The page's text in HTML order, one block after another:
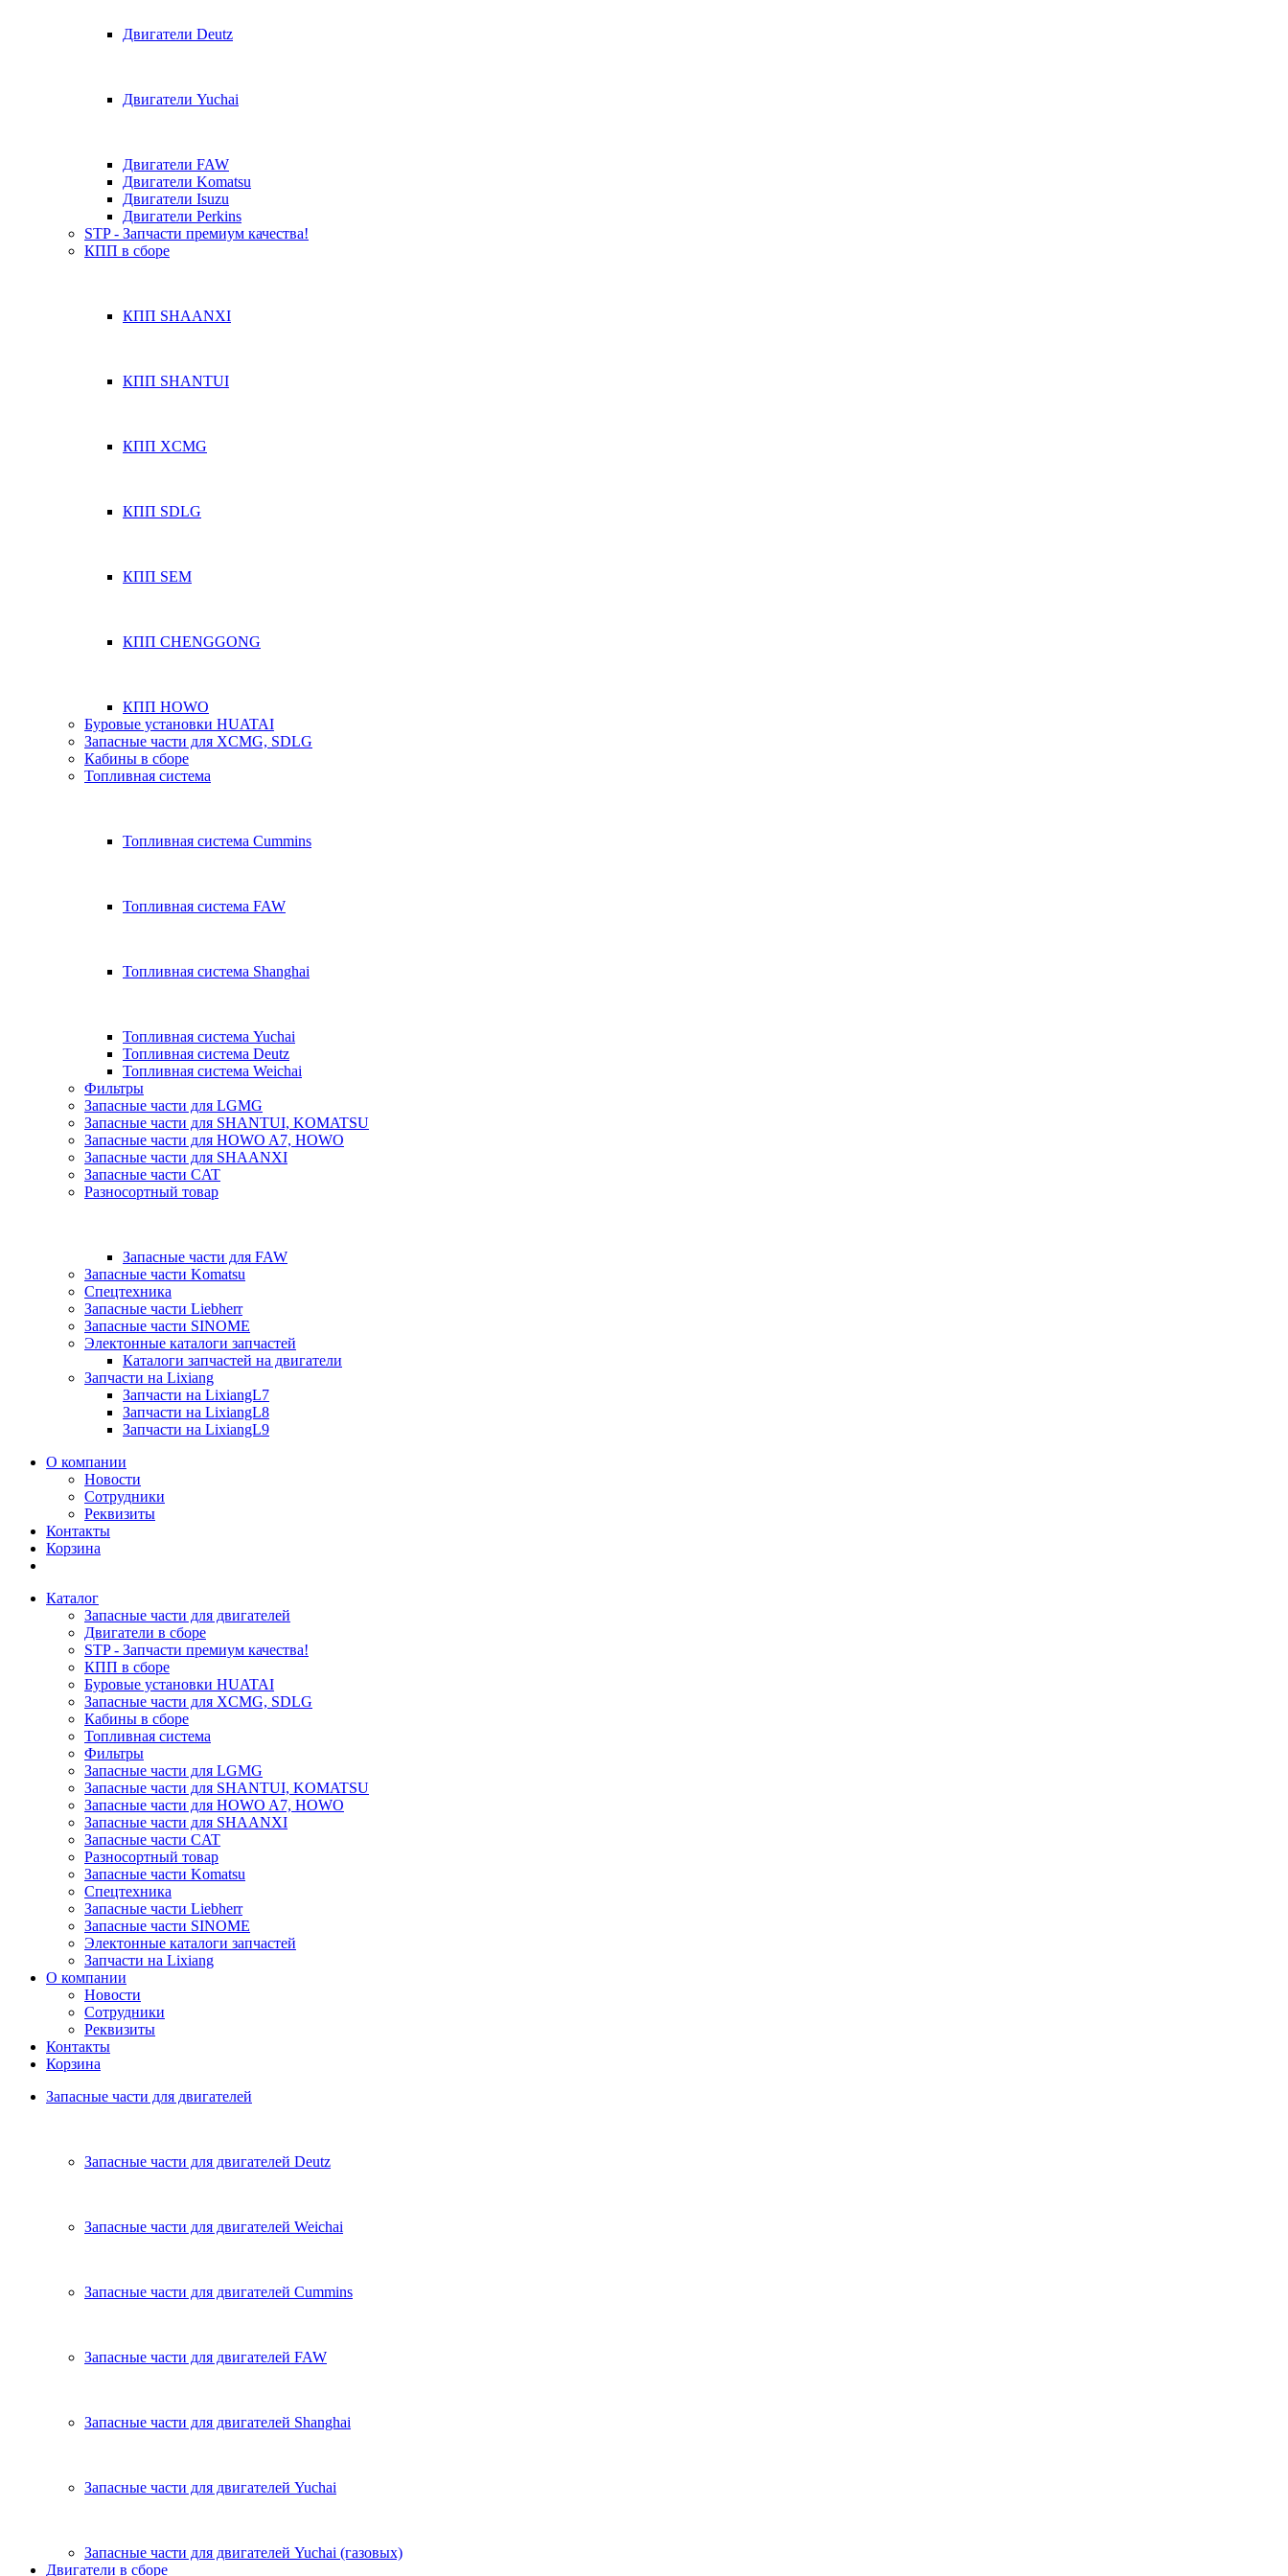
Двигатели Deutz
Двигатели Yuchai
Двигатели FAW
Двигатели Komatsu
Двигатели Isuzu
Двигатели Perkins
STP - Запчасти премиум качества!
КПП в сборе
КПП SHAANXI
КПП SHANTUI
КПП XCMG
КПП SDLG
КПП SEM
КПП CHENGGONG
КПП HOWO
Буровые установки HUATAI
Запасные части для XCMG, SDLG
Кабины в сборе
Топливная система
Топливная система Cummins
Топливная система FAW
Топливная система Shanghai
Топливная система Yuchai
Топливная система Deutz
Топливная система Weichai
Фильтры
Запасные части для LGMG
Запасные части для SHANTUI, KOMATSU
Запасные части для HOWO A7, HOWO
Запасные части для SHAANXI
Запасные части CAT
Разносортный товар
Запасные части для FAW
Запасные части Komatsu
Спецтехника
Запасные части Liebherr
Запасные части SINOME
Электонные каталоги запчастей
Каталоги запчастей на двигатели
Запчасти на Lixiang
Запчасти на LixiangL7
Запчасти на LixiangL8
Запчасти на LixiangL9
О компании
Новости
Сотрудники
Реквизиты
Контакты
Корзина
Каталог
Запасные части для двигателей
Двигатели в сборе
STP - Запчасти премиум качества!
КПП в сборе
Буровые установки HUATAI
Запасные части для XCMG, SDLG
Кабины в сборе
Топливная система
Фильтры
Запасные части для LGMG
Запасные части для SHANTUI, KOMATSU
Запасные части для HOWO A7, HOWO
Запасные части для SHAANXI
Запасные части CAT
Разносортный товар
Запасные части Komatsu
Спецтехника
Запасные части Liebherr
Запасные части SINOME
Электонные каталоги запчастей
Запчасти на Lixiang
О компании
Новости
Сотрудники
Реквизиты
Контакты
Корзина
Запасные части для двигателей
Запасные части для двигателей Deutz
Запасные части для двигателей Weichai
Запасные части для двигателей Cummins
Запасные части для двигателей FAW
Запасные части для двигателей Shanghai
Запасные части для двигателей Yuchai
Запасные части для двигателей Yuchai (газовых)
Двигатели в сборе